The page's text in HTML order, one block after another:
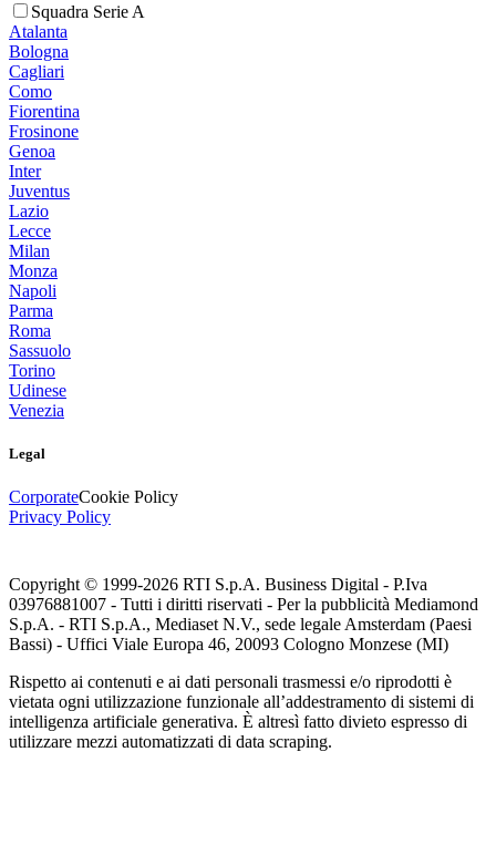
Squadra Serie A
Atalanta
Bologna
Cagliari
Como
Fiorentina
Frosinone
Genoa
Inter
Juventus
Lazio
Lecce
Milan
Monza
Napoli
Parma
Roma
Sassuolo
Torino
Udinese
Venezia
Legal
CorporateCookie Policy
Privacy Policy
Copyright © 1999-2026 RTI S.p.A. Business Digital - P.Iva
03976881007 - Tutti i diritti riservati - Per la pubblicità Mediamond
S.p.A. - RTI S.p.A., Mediaset N.V., sede legale Amsterdam (Paesi
Bassi) - Uffici Viale Europa 46, 20093 Cologno Monzese (MI)
Rispetto ai contenuti e ai dati personali trasmessi e/o riprodotti è
vietata ogni utilizzazione funzionale all’addestramento di sistemi di
intelligenza artificiale generativa. È altresì fatto divieto espresso di
utilizzare mezzi automatizzati di data scraping.